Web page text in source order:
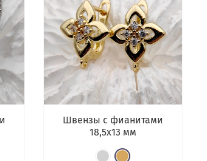
Швензы с фианитами
18,5х13 мм